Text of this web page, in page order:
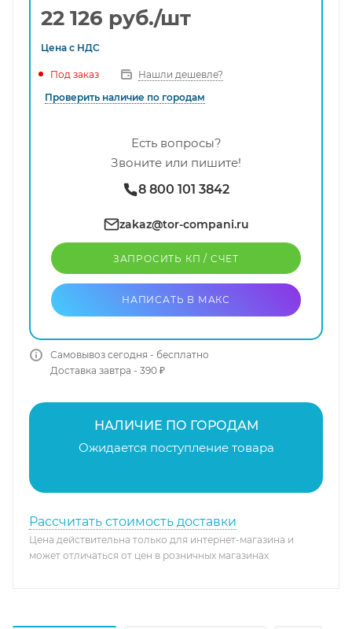
22 126 руб./шт
Цена с НДС
Под заказ
Нашли дешевле?
Проверить наличие по городам
Есть вопросы?
Звоните или пишите!
8 800 101 3842
zakaz@tor-compani.ru
ЗАПРОСИТЬ КП / CЧЕТ
НАПИСАТЬ В МАКС
Самовывоз сегодня - бесплатно
Доставка завтра - 390 ₽
НАЛИЧИЕ ПО ГОРОДАМ
Ожидается поступление товара
Рассчитать стоимость доставки
Цена действительна только для интернет-магазина и
может отличаться от цен в розничных магазинах